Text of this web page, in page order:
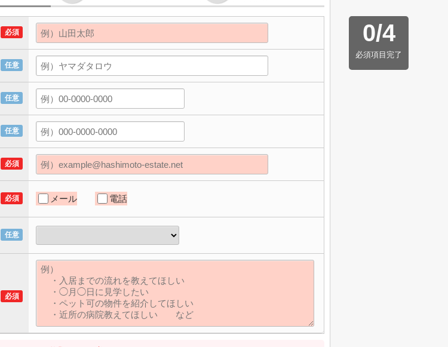
0/4
必須項目完了
必須
任意
任意
任意
必須
必須 メール 電話
任意
必須